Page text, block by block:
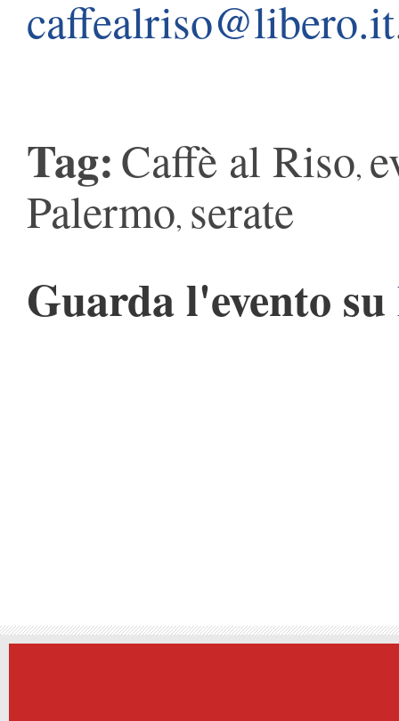
caffealriso@libero.it
Tag:Caffè al Riso,
Palermo, serate
Guarda l'evento su